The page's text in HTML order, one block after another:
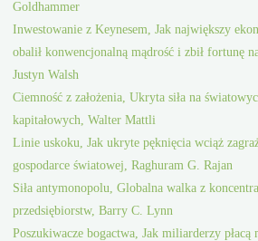
Goldhammer
Inwestowanie z Keynesem, Jak największy
obalił konwencjonalną mądrość i zbił fortunę
Justyn Walsh
Ciemność z założenia, Ukryta siła na
kapitałowych, Walter Mattli
Linie uskoku, Jak ukryte pęknięcia wciąż
gospodarce światowej, Raghuram G. Rajan
Siła antymonopolu, Globalna walka z
przedsiębiorstw, Barry C. Lynn
Poszukiwacze bogactwa, Jak miliarderzy płacą